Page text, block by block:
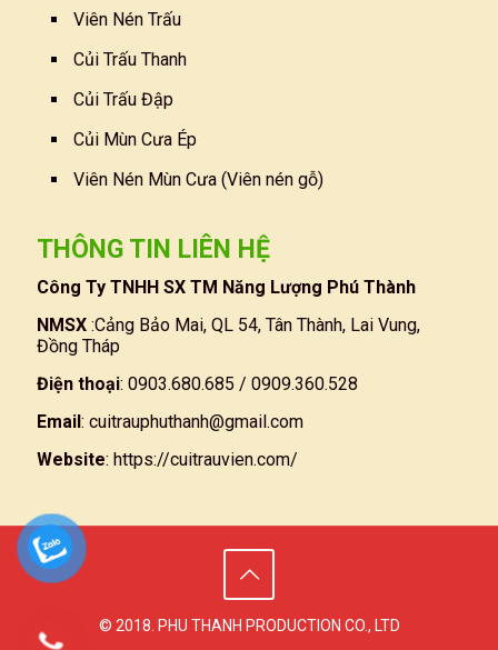
Viên Nén Trấu
Củi Trấu Thanh
Củi Trấu Đập
Củi Mùn Cưa Ép
Viên Nén Mùn Cưa (Viên nén gỗ)
THÔNG TIN LIÊN HỆ
Công Ty TNHH SX TM Năng Lượng Phú Thành
NMSX :Cảng Bảo Mai, QL 54, Tân Thành, Lai Vung,
Đồng Tháp
Điện thoại: 0903.680.685 / 0909.360.528
Email: cuitrauphuthanh@gmail.com
Website: https://cuitrauvien.com/
© 2018. PHU THANH PRODUCTION CO., LTD